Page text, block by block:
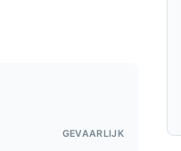
GEVAARLIJK